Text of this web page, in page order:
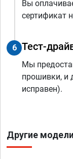
Вы
сертификат
6 Тест-
Мы
прошивки, и
исправен).
Другие